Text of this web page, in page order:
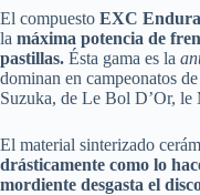
El compuesto EXC
la máxima potencia de
pastillas. Ésta gama es la
dominan en campeonatos
Suzuka, de Le Bol D’Or, le
El material sinterizado
drásticamente como lo
mordiente desgasta el